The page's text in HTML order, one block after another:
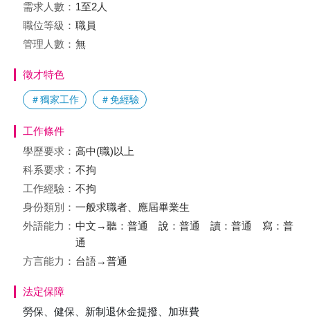
需求人數： 1至2人
職位等級： 職員
管理人數： 無
徵才特色
＃獨家工作 ＃免經驗
工作條件
學歷要求： 高中(職)以上
科系要求： 不拘
工作經驗： 不拘
身份類別： 一般求職者、應屆畢業生
外語能力： 中文→聽：普通 說：普通 讀：普通 寫：普
通
方言能力： 台語→普通
法定保障
勞保、健保、新制退休金提撥、加班費